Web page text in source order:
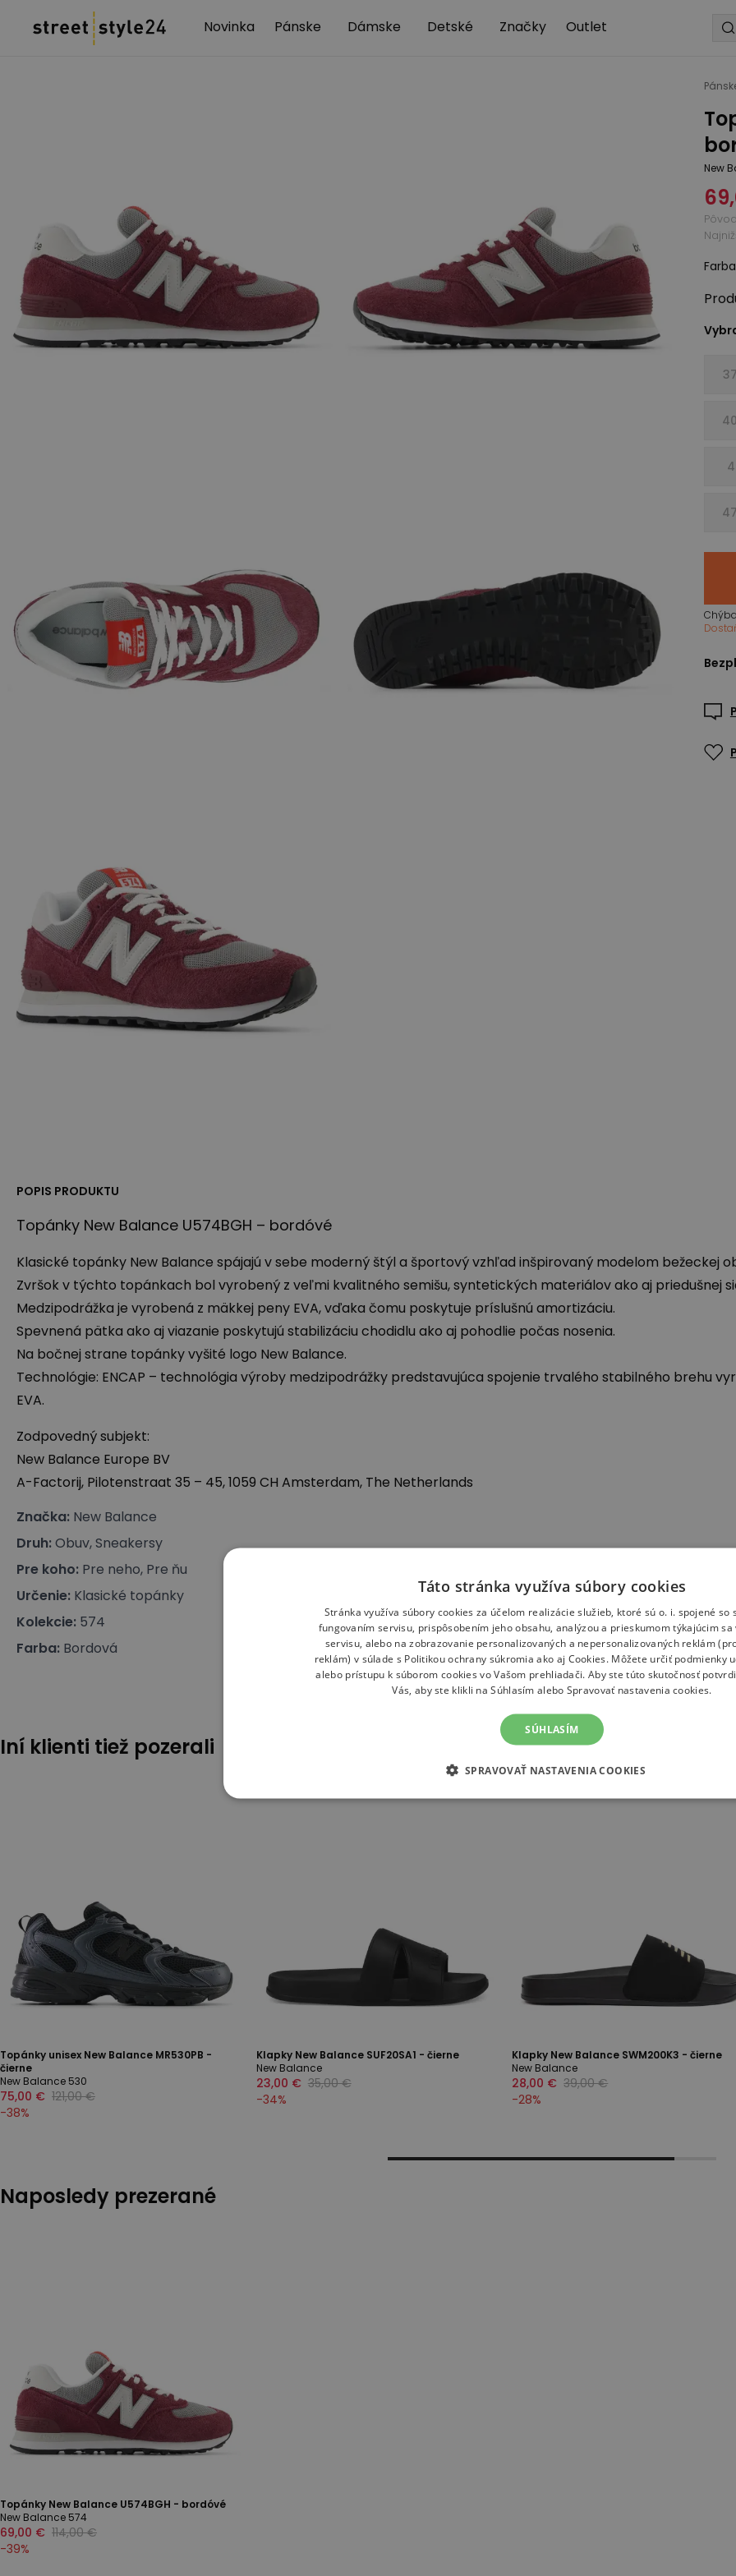
Novinka Pánske Dámske Detské Značky Outlet
New
Farba
POPIS PRODUKTU
Topánky New Balance U574BGH – bordóvé
Klasické topánky New Balance spájajú v sebe moderný štýl a športový vzhľad inšpirovaný modelom bežeckej
Zvršok v týchto topánkach bol vyrobený z veľmi kvalitného semišu, syntetických materiálov ako aj priedušnej
Medzipodrážka je vyrobená z mäkkej peny EVA, vďaka čomu poskytuje príslušnú amortizáciu.
Spevnená pätka ako aj viazanie poskytujú stabilizáciu chodidlu ako aj pohodlie počas nosenia.
Na bočnej strane topánky vyšité logo New Balance.
Technológie: ENCAP – technológia výroby medzipodrážky predstavujúca spojenie trvalého stabilného brehu
EVA.
Zodpovedný subjekt:
New Balance Europe BV
A-Factorij, Pilotenstraat 35 – 45, 1059 CH Amsterdam, The Netherlands
Značka: New Balance
Druh:Obuv, Sneakersy
Pre koho: Pre neho, Pre ňu
Určenie: Klasické topánky
Kolekcie: 574
Farba: Bordová
Iní klienti tiež pozerali
Topánky unisex New Balance MR530PB -
čierne
New Balance 530
75,00 € 121,00 €
-38%
Klapky New Balance SUF20SA1 - čierne
New Balance
23,00 € 35,00 €
-34%
Klapky New Balance SWM200K3 - čierne
New Balance
28,00 € 39,00 €
-28%
Naposledy prezerané
Topánky New Balance U574BGH - bordóvé
New Balance 574
69,00 € 114,00 €
-39%
Táto stránka využíva súbory cookies
Stránka využíva súbory cookies za účelom realizácie služieb, ktoré sú o. i. spojené so
fungovaním servisu, prispôsobením jeho obsahu, analýzou a prieskumom týkajúcim sa
servisu, alebo na zobrazovanie personalizovaných a nepersonalizovaných reklám
reklám) v súlade s Politikou ochrany súkromia ako aj Cookies. Môžete určiť podmienky
alebo prístupu k súborom cookies vo Vašom prehliadači. Aby ste túto skutočnosť
Vás, aby ste klikli na Súhlasím alebo Spravovať nastavenia cookies.
SÚHLASÍM
SPRAVOVAŤ NASTAVENIA COOKIES